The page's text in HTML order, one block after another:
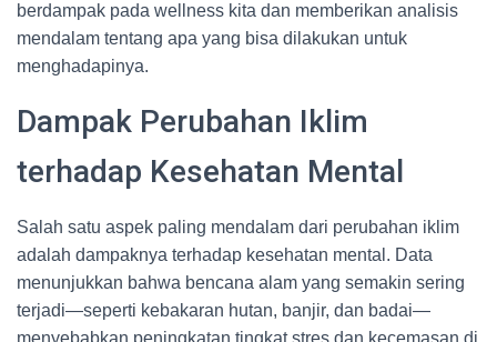
berdampak pada wellness kita dan memberikan analisis
mendalam tentang apa yang bisa dilakukan untuk
menghadapinya.
Dampak Perubahan Iklim
terhadap Kesehatan Mental
Salah satu aspek paling mendalam dari perubahan iklim
adalah dampaknya terhadap kesehatan mental. Data
menunjukkan bahwa bencana alam yang semakin sering
terjadi—seperti kebakaran hutan, banjir, dan badai—
menyebabkan peningkatan tingkat stres dan kecemasan di